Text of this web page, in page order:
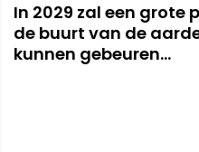
In 2029 zal een grote
de buurt van de
kunnen gebeuren...